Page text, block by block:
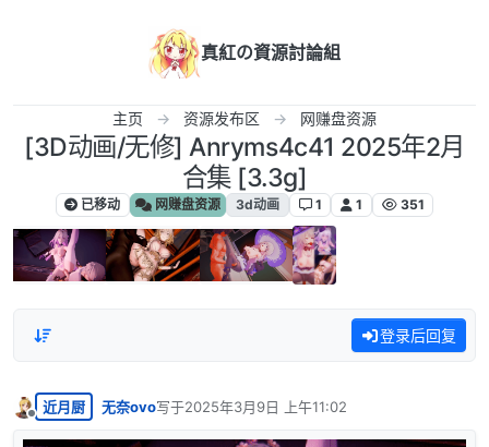
真紅の資源討論組
主页 资源发布区 网赚盘资源
[3D动画/无修] Anryms4c41 2025年2月
合集 [3.3g]
已移动 网赚盘资源 3d动画 1 1 351
登录后回复
离线
近月厨 无奈ovo写于2025年3月9日 上午11:02
最后由 编辑